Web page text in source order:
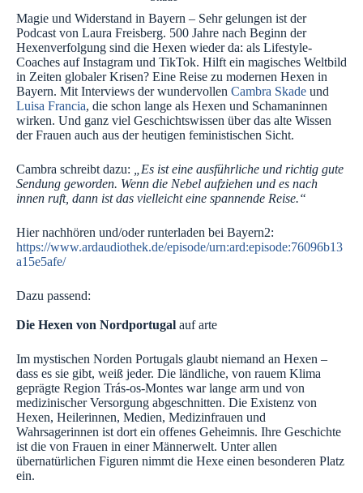
Magie und Widerstand in Bayern – Sehr gelungen ist der
Podcast von Laura Freisberg. 500 Jahre nach Beginn der
Hexenverfolgung sind die Hexen wieder da: als Lifestyle-
Coaches auf Instagram und TikTok. Hilft ein magisches Weltbild
in Zeiten globaler Krisen? Eine Reise zu modernen Hexen in
Bayern. Mit Interviews der wundervollen Cambra Skade und
Luisa Francia, die schon lange als Hexen und Schamaninnen
wirken. Und ganz viel Geschichtswissen über das alte Wissen
der Frauen auch aus der heutigen feministischen Sicht.
Cambra schreibt dazu:
„Es ist eine ausführliche und richtig gute
Sendung geworden. Wenn die Nebel aufziehen und es nach
innen ruft, dann ist das vielleicht eine spannende Reise.“
Hier nachhören und/oder runterladen bei Bayern2:
https://www.ardaudiothek.de/episode/urn:ard:episode:76096b13
a15e5afe/
Dazu passend:
Die Hexen von Nordportugal auf arte
Im mystischen Norden Portugals glaubt niemand an Hexen –
dass es sie gibt, weiß jeder. Die ländliche, von rauem Klima
geprägte Region Trás-os-Montes war lange arm und von
medizinischer Versorgung abgeschnitten. Die Existenz von
Hexen, Heilerinnen, Medien, Medizinfrauen und
Wahrsagerinnen ist dort ein offenes Geheimnis. Ihre Geschichte
ist die von Frauen in einer Männerwelt. Unter allen
übernatürlichen Figuren nimmt die Hexe einen besonderen Platz
ein.